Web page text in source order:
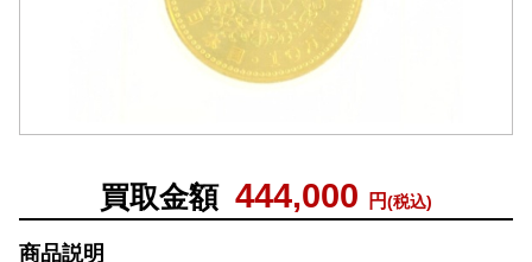
買取金額 444,000 円(税込)
商品説明